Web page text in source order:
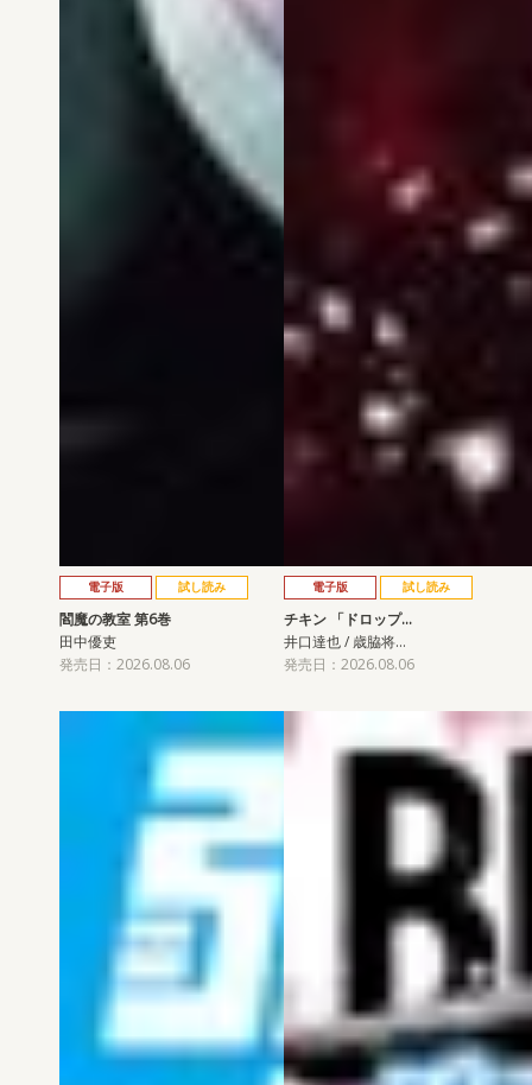
電子版 試し読み
閻魔の教室 第6巻
田中優吏
発売日：2026.08.06
電子版 試し読み
チキン 「ドロップ…
井口達也 / 歳脇将…
発売日：2026.08.06